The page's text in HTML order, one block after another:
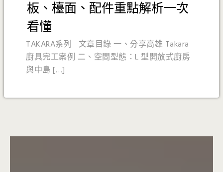
板、檯面、配件重點解析一次
看懂
TAKARA系列 文章目錄 一、分享高雄 Takara
廚具完工案例 二、空間型態：L 型開放式廚房
與中島 […]